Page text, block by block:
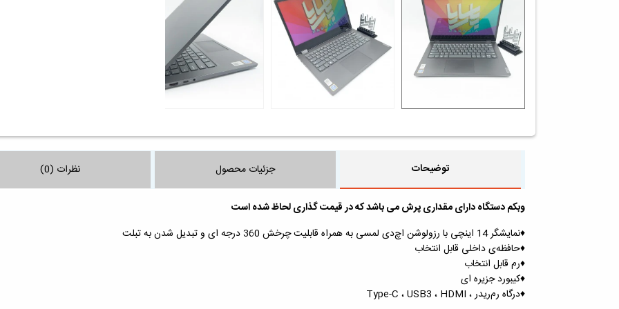
توضیحات جزئیات محصول نظرات (0)
وبکم دستگاه دارای مقداری پرش می باشد که در قیمت گذاری لحاظ شده است
♦️نمایشگر 14 اینچی با رزولوشن اچ‌دی لمسی به همراه قابلیت چرخش 360 درجه ای و تبدیل شدن به تبلت
♦️حافظه‌ی داخلی قابل انتخاب
♦️رم قابل انتخاب
♦️کیبورد جزیره ای
♦️درگاه رم‌ریدر ، Type-C ، USB3 ، HDMI